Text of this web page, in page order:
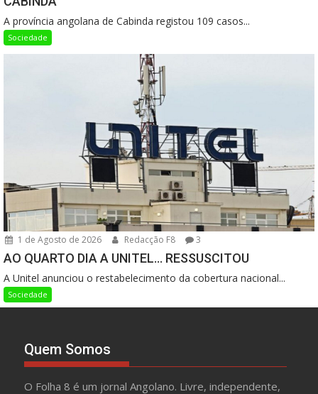
A província angolana de Cabinda registou 109 casos...
Sociedade
1 de Agosto de 2026 Redacção F8 3
AO QUARTO DIA A UNITEL… RESSUSCITOU
A Unitel anunciou o restabelecimento da cobertura nacional...
Sociedade
Quem Somos
O Folha 8 é um jornal Angolano. Livre, independente,